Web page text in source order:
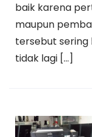
baik karena
maupun
tersebut sering
tidak lagi […]